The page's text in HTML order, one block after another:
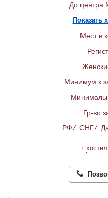
До центра
Показать
Мест в
Минимум к
Гр-во
РФ/ СНГ/
+